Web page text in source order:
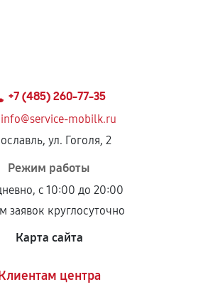
+7 (485) 260-77-35
info@service-mobilk.ru
ул. Гоголя, 2
Режим работы
с 10:00 до 20:00
заявок круглосуточно
Карта сайта
центра